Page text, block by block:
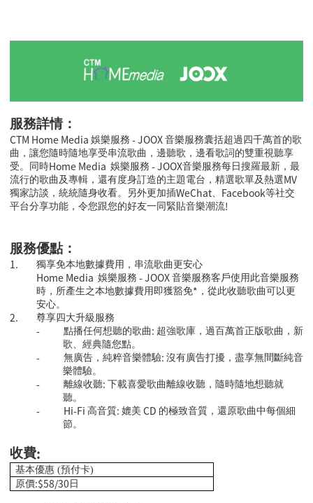
服務詳情：
CTM Home Media 娛樂服務 - JOOX 音樂服務囊括超過四千萬首的歌
曲，讓您隨時隨地享受串流歌曲，邊聽歌，邊看歌詞的雙重視聽享
受。同時Home Media 娛樂服務 - JOOX音樂服務每日搜羅最新，最
流行的歌曲及專輯，還有度身訂造的主題電台，精選歌單及熱選MV
獨家訪談，統統隨身收看。另外更加插WeChat、 Facebook等社交
平台分享功能，令您跟您的好友一同緊貼音樂潮流!
服務優點：
1. 獨享免本地數據費用，串流歌曲更安心
Home Media 娛樂服務 - JOOX 音樂服務客戶使用此音樂服務
時，所產生之本地數據費用即獲豁免* ，從此收聽歌曲可以更
安心。
2. 尊享四大升級服務
- 點播任何想聽的歌曲 : 超強歌庫，過百萬首正版歌曲，新
歌、經典隨您點。
- 無廣告，純粹音樂體驗: 沒有廣告打擾，盡享無間斷純音
樂體驗。
- 離線收聽: 下載喜愛歌曲離線收聽，隨時隨地想聽就
聽。
- Hi-Fi 高音質: 媲美 CD 的極致音質，還原歌曲中每個細
節。
收費:
基本優惠 (預付卡)
原價:$58/30 日